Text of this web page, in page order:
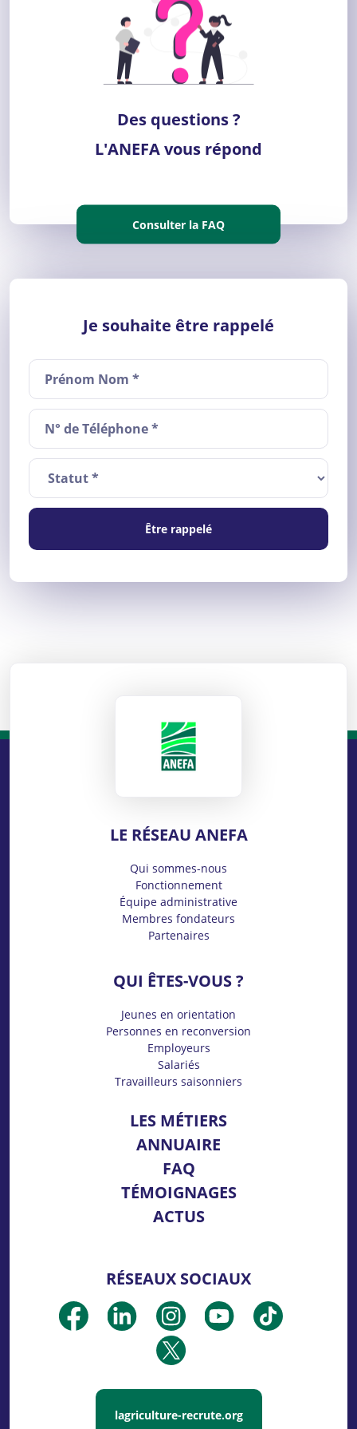
Des questions ?
L'ANEFA vous répond
Consulter la FAQ
Je souhaite être rappelé
Être rappelé
LE RÉSEAU ANEFA
Qui sommes-nous
Fonctionnement
Équipe administrative
Membres fondateurs
Partenaires
QUI ÊTES-VOUS ?
Jeunes en orientation
Personnes en reconversion
Employeurs
Salariés
Travailleurs saisonniers
LES MÉTIERS
ANNUAIRE
FAQ
TÉMOIGNAGES
ACTUS
RÉSEAUX SOCIAUX
lagriculture-recrute.org